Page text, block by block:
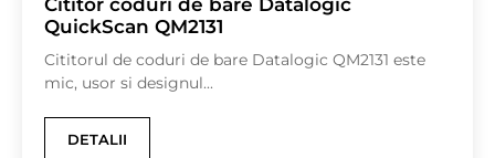
Cititor coduri de bare Datalogic
QuickScan QM2131
Cititorul de coduri de bare Datalogic QM2131 este
mic, usor si designul...
DETALII